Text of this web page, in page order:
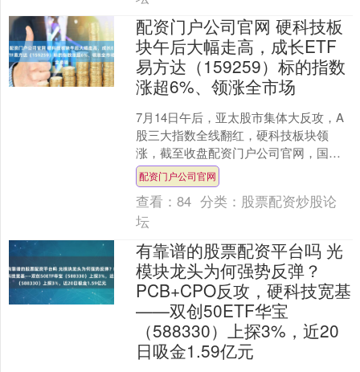
配资门户公司官网 硬科技板
块午后大幅走高，成长ETF
易方达（159259）标的指数
涨超6%、领涨全市场
7月14日午后，亚太股市集体大反攻，A
股三大指数全线翻红，硬科技板块领
涨，截至收盘配资门户公司官网，国证
成长100指数上涨6.4%、涨幅在有ETF跟
踪的指数中排....
配资门户公司官网
查看：84 分类： 股票配资炒股论
坛
有靠谱的股票配资平台吗 光
模块龙头为何强势反弹？
PCB+CPO反攻，硬科技宽基
——双创50ETF华宝
（588330）上探3%，近20
日吸金1.59亿元